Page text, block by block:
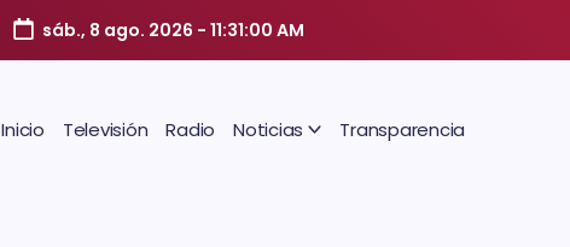
sáb., 8 ago. 2026 - 11:31:00 AM
Inicio Televisión Radio Noticias Transparencia